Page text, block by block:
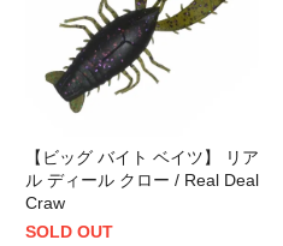
【ビッグ バイト ベイツ】 リア
ル ディール クロー / Real Deal
Craw
SOLD OUT